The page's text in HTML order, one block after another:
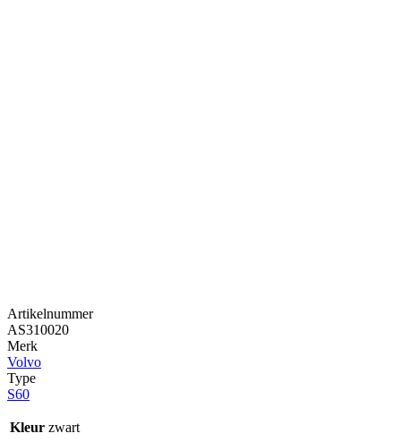
Artikelnummer
AS310020
Merk
Volvo
Type
S60
Kleur zwart